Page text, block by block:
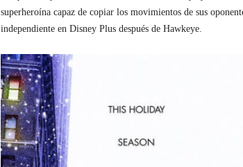
superheroína capaz de copiar los movimientos de sus
independiente en Disney Plus después de Hawkeye.